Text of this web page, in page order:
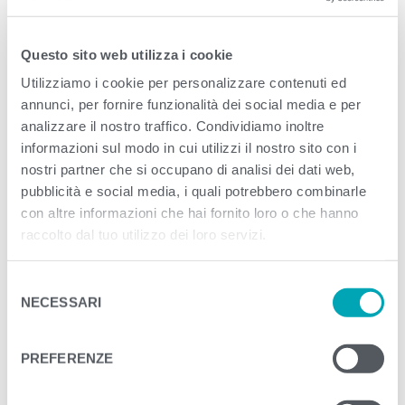
Questo sito web utilizza i cookie
Utilizziamo i cookie per personalizzare contenuti ed
annunci, per fornire funzionalità dei social media e per
analizzare il nostro traffico. Condividiamo inoltre
informazioni sul modo in cui utilizzi il nostro sito con i
nostri partner che si occupano di analisi dei dati web,
pubblicità e social media, i quali potrebbero combinarle
con altre informazioni che hai fornito loro o che hanno
raccolto dal tuo utilizzo dei loro servizi.
NECESSARI
PREFERENZE
изменения затрагивают как
условия работы
соответствующих организаций.
В результате этих изменений любителям азартных
развлечений необходимо приспосабливаться к новым
условиям и находить альтернативные способы досуга.
Наблюдается значительная аккультурация уровня участия и
бюджета игроков в амбициозных лотерейных сессиях и
игорном клубе Алматы, а также по всей стране. Особые
мероприятия (такие как развлекательные или тематические
розыгрыши), собирают множество участников благодаря
Такие активные действия привлекают как новых, так и
постоянных игроков. Иными словами, в лотерее движение
время как в игорном доме – с задержкой.